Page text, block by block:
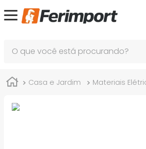
Casa e Jardim Materiais